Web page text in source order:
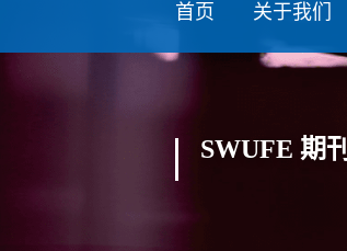
首页 关于我们
SWUFE 期刊